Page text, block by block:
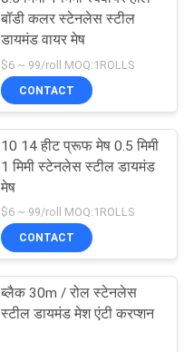
बॉडी कलर स्टेनलेस स्टील
डायमंड वायर मेष
$6 ~ 99/roll MOQ:1ROLLS
CONTACT
10 14 हीट प्रूफ मेष 0.5 मिमी
1 मिमी स्टेनलेस स्टील डायमंड
मेष
$6 ~ 99/roll MOQ:1ROLLS
CONTACT
ब्लैक 30m / रोल स्टेनलेस
स्टील डायमंड मेश एंटी करप्शन